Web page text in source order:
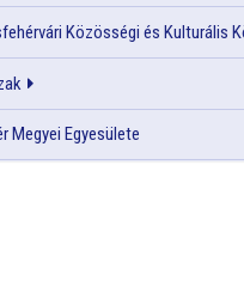
Közösségi és Kulturális
Megyei Egyesülete